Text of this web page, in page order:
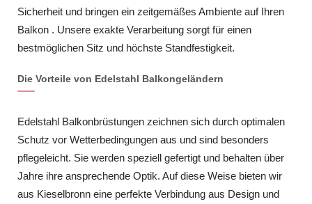
Sicherheit und bringen ein zeitgemäßes Ambiente auf Ihren
Balkon . Unsere exakte Verarbeitung sorgt für einen
bestmöglichen Sitz und höchste Standfestigkeit.
Die Vorteile von Edelstahl Balkongeländern
Edelstahl Balkonbrüstungen zeichnen sich durch optimalen
Schutz vor Wetterbedingungen aus und sind besonders
pflegeleicht. Sie werden speziell gefertigt und behalten über
Jahre ihre ansprechende Optik. Auf diese Weise bieten wir
aus Kieselbronn eine perfekte Verbindung aus Design und